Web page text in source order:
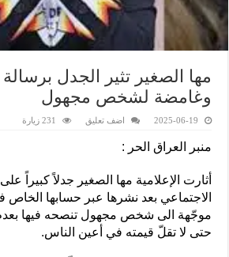
مها الصغير تثير الجدل
وغامضة لشخص مجهول
2025-06-19 اضف تعليق 231 زيارة
منبر العراق الحر :
أثارت الإعلامية مها الصغير جدلاً كبيراً
الاجتماعي بعد نشرها عبر حسابها الخاص
موجّهة الى شخص مجهول تنصحه فيها بعدم
حتى لا تقلّ قيمته في أعين الناس.